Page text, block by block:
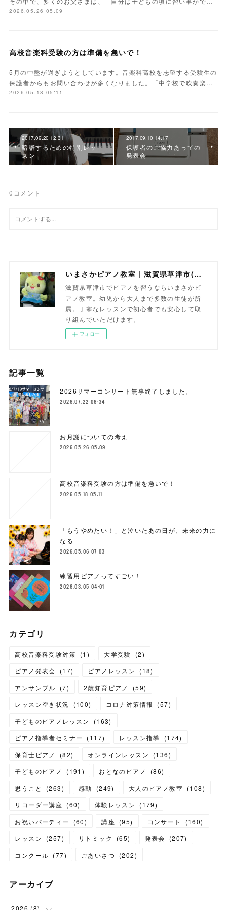
2026.05.26 05:09
高校音楽科受験の方は準備を急いで！
5月の中盤が過ぎようとしています。音楽科高校を志望する受験生の
保護者からもお問い合わせが多くなりました。「中学校で吹奏楽…
2026.05.18 05:11
2017.09.20 12:31
暗譜するための特別レッ
スン
2017.09.10 14:17
保護者のご協力あっての
発表会
0 コメント
いまさかピアノ教室 | 滋賀県草津市(南草津)のピアノ教室
滋賀県草津市でピアノを習うならいまさかピ
アノ教室。幼児から大人まで多数の生徒が所
属。丁寧なレッスンで初心者でも安心して取
り組んでいただけます。
フォロー
記事一覧
2026サマーコンサート無事終了しました。
2026.07.22 06:34
お月謝についての考え
2026.05.26 05:09
高校音楽科受験の方は準備を急いで！
2026.05.18 05:11
「もうやめたい！」と泣いたあの日が、未来の力に
なる
2026.05.06 07:03
練習用ピアノってすごい！
2026.03.05 04:01
カテゴリ
高校音楽科受験対策 (1 ) 大学受験 (2)
ピアノ発表会
(17) ピアノレッスン (18)
アンサンブル
(7) 2歳知育ピアノ (59)
レッスン空き状況
(100) コロナ対策情報 (57)
子どものピアノレッスン
(163)
ピアノ指導者セミナー
(117) レッスン指導 (174)
保育士ピアノ
(82) オンラインレッスン (136)
子どものピアノ
(191 ) おとなのピアノ (86)
思うこと
(263) 感動 (249) 大人のピアノ教室 (108)
リコーダー講座 (60) 体験レッスン (179)
お祝いパーティー
(60) 講座 (95) コンサート (160)
レッスン
(257) リトミック (65) 発表会 (207)
コンクール (77) ごあいさつ (202)
アーカイブ